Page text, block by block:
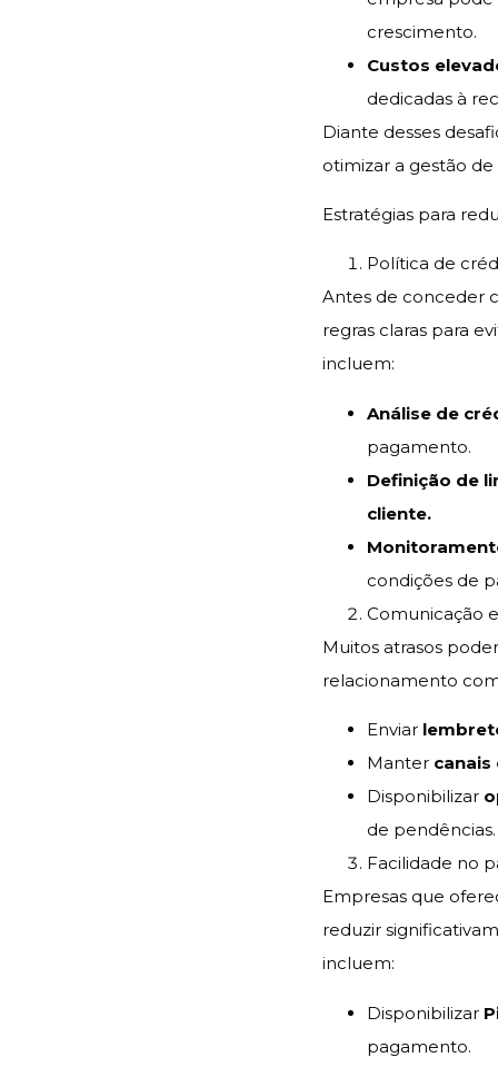
crescimento.
Custos
dedicadas à
Diante desses
otimizar a gestão
Estratégias para
Política de
Antes de conceder
regras claras para
incluem:
Análise de
pagamento.
Definição de
cliente.
condições de
Comunicação
Muitos atrasos
relacionamento
Enviar
Manter canais
Disponibilizar
de pendências.
Facilidade no
Empresas que
reduzir
incluem:
Disponibilizar
pagamento.